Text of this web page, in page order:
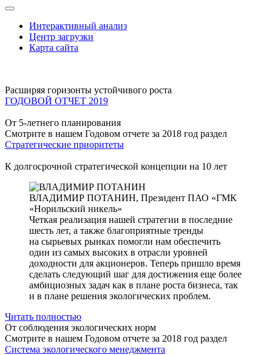
Интерактивный анализ
Центр загрузки
Карта сайта
Расширяя горизонты устойчивого роста
ГОДОВОЙ ОТЧЕТ 2019
От 5-летнего планирования
Смотрите в нашем Годовом отчете за 2018 год раздел
Стратегические приоритеты
К долгосрочной стратегической концепции на 10 лет
ВЛАДИМИР ПОТАНИН, Президент ПАО «ГМК
«Норильский никель»
Четкая реализация нашей стратегии в последние
шесть лет, а также благоприятные тренды
на сырьевых рынках помогли нам обеспечить
один из самых высоких в отрасли уровней
доходности для акционеров. Теперь пришло время
сделать следующий шаг для достижения еще более
амбициозных задач как в плане роста бизнеса, так
и в плане решения экологических проблем.
Читать полностью
От соблюдения экологических норм
Смотрите в нашем Годовом отчете за 2018 год раздел
Система экологического менеджмента